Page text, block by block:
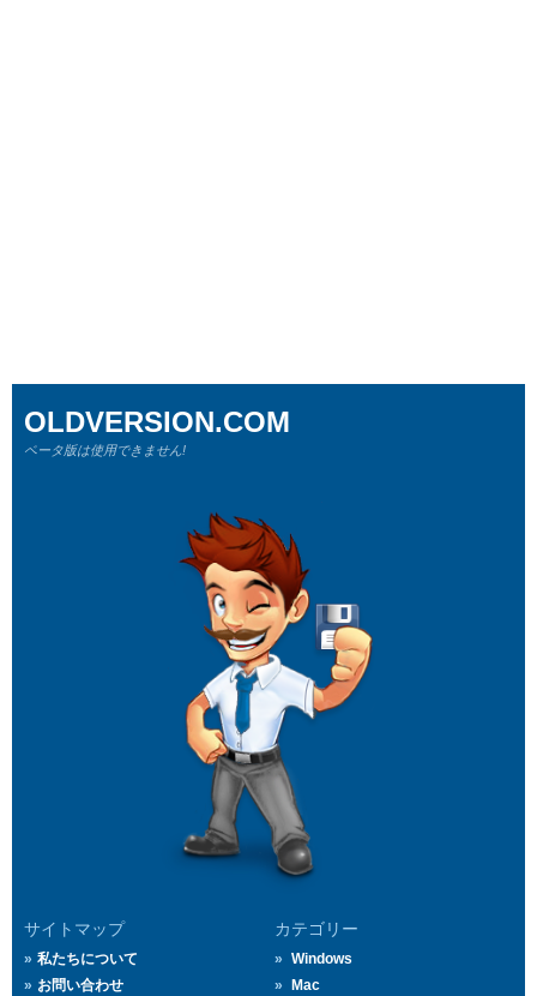
サイトマップ
私たちについて
お問い合わせ
カテゴリー
Windows
Mac
OLDVERSION.COM
ベータ版は使用できません!